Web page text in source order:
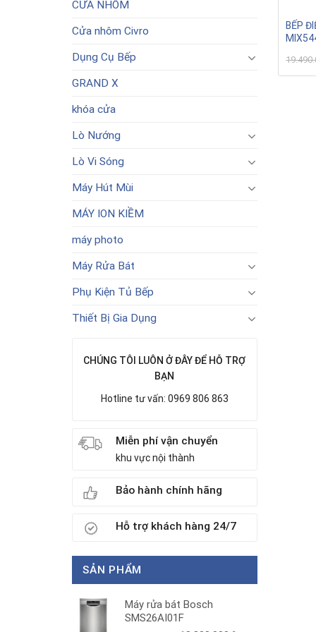
CỬA NHÔM
Cửa nhôm Civro
Dụng Cụ Bếp
GRAND X
khóa cửa
Lò Nướng
Lò Vi Sóng
Máy Hút Mùi
MÁY ION KIỀM
máy photo
Máy Rửa Bát
Phụ Kiện Tủ Bếp
Thiết Bị Gia Dụng
CHÚNG TÔI LUÔN Ở ĐÂY ĐỂ HỖ TRỢ
BẠN
Hotline tư vấn: 0969 806 863
Miễn phí vận chuyển
khu vực nội thành
Bảo hành chính hãng
Hỗ trợ khách hàng 24/7
SẢN PHẨM
Máy rửa bát Bosch
SMS26AI01F
BẾP